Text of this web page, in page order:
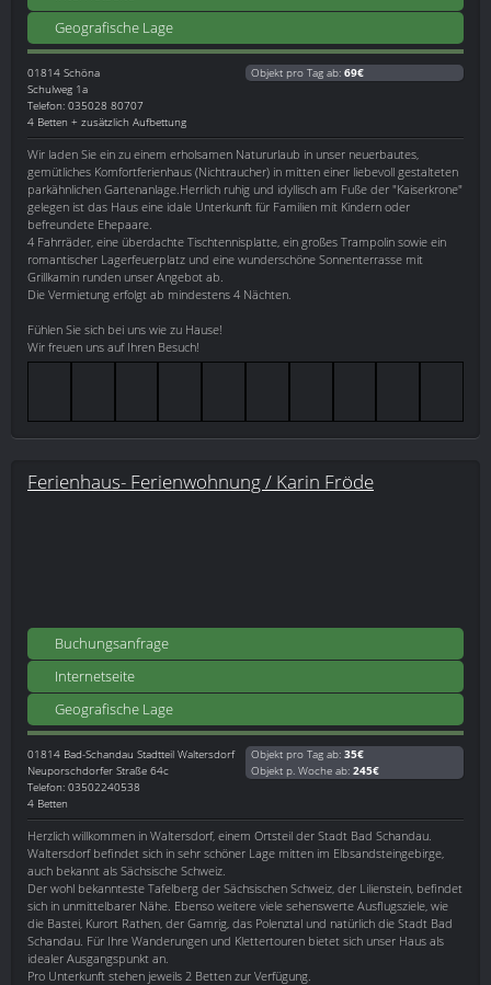
Geografische Lage
01814 Schöna
Schulweg 1a
Telefon: 035028 80707
4 Betten + zusätzlich Aufbettung
Objekt pro Tag ab: 69€
Wir laden Sie ein zu einem erholsamen Natururlaub in unser neuerbautes,
gemütliches Komfortferienhaus (Nichtraucher) in mitten einer liebevoll gestalteten
parkähnlichen Gartenanlage.Herrlich ruhig und idyllisch am Fuße der "Kaiserkrone"
gelegen ist das Haus eine idale Unterkunft für Familien mit Kindern oder
befreundete Ehepaare.
4 Fahrräder, eine überdachte Tischtennisplatte, ein großes Trampolin sowie ein
romantischer Lagerfeuerplatz und eine wunderschöne Sonnenterrasse mit
Grillkamin runden unser Angebot ab.
Die Vermietung erfolgt ab mindestens 4 Nächten.
Fühlen Sie sich bei uns wie zu Hause!
Wir freuen uns auf Ihren Besuch!
Ferienhaus- Ferienwohnung / Karin Fröde
Buchungsanfrage
Internetseite
Geografische Lage
01814 Bad-Schandau Stadtteil Waltersdorf
Neuporschdorfer Straße 64c
Telefon: 03502240538
4 Betten
Objekt pro Tag ab: 35€
Objekt p. Woche ab: 245€
Herzlich willkommen in Waltersdorf, einem Ortsteil der Stadt Bad Schandau.
Waltersdorf befindet sich in sehr schöner Lage mitten im Elbsandsteingebirge,
auch bekannt als Sächsische Schweiz.
Der wohl bekannteste Tafelberg der Sächsischen Schweiz, der Lilienstein, befindet
sich in unmittelbarer Nähe. Ebenso weitere viele sehenswerte Ausflugsziele, wie
die Bastei, Kurort Rathen, der Gamrig, das Polenztal und natürlich die Stadt Bad
Schandau. Für Ihre Wanderungen und Klettertouren bietet sich unser Haus als
idealer Ausgangspunkt an.
Pro Unterkunft stehen jeweils 2 Betten zur Verfügung.